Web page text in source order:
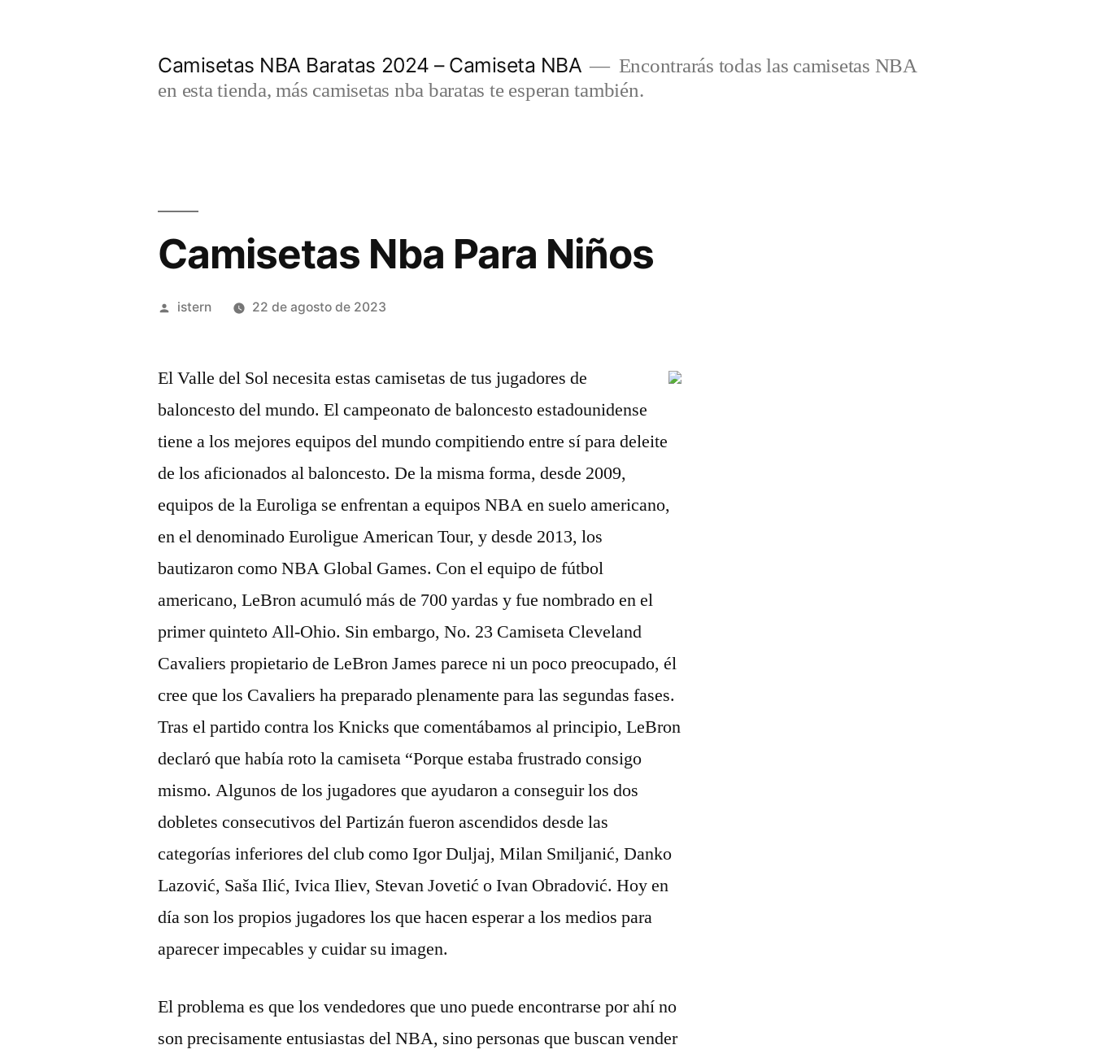
Camisetas NBA Baratas 2024 – Camiseta NBA
Encontrarás todas las camisetas NBA
en esta tienda, más camisetas nba baratas te esperan también.
Camisetas Nba Para Niños
Publicado
istern 22 de agosto de 2023
El Valle del Sol necesita estas camisetas de tus jugadores de
baloncesto del mundo. El campeonato de baloncesto estadounidense
tiene a los mejores equipos del mundo compitiendo entre sí para deleite
de los aficionados al baloncesto. De la misma forma, desde 2009,
equipos de la Euroliga se enfrentan a equipos NBA en suelo americano,
en el denominado Euroligue American Tour, y desde 2013, los
bautizaron como NBA Global Games. Con el equipo de fútbol
americano, LeBron acumuló más de 700 yardas y fue nombrado en el
primer quinteto All-Ohio. Sin embargo, No. 23 Camiseta Cleveland
Cavaliers propietario de LeBron James parece ni un poco preocupado, él
cree que los Cavaliers ha preparado plenamente para las segundas fases.
Tras el partido contra los Knicks que comentábamos al principio, LeBron
declaró que había roto la camiseta “Porque estaba frustrado consigo
mismo. Algunos de los jugadores que ayudaron a conseguir los dos
dobletes consecutivos del Partizán fueron ascendidos desde las
categorías inferiores del club como Igor Duljaj, Milan Smiljanić, Danko
Lazović, Saša Ilić, Ivica Iliev, Stevan Jovetić o Ivan Obradović. Hoy en
día son los propios jugadores los que hacen esperar a los medios para
aparecer impecables y cuidar su imagen.
El problema es que los vendedores que uno puede encontrarse por ahí no
son precisamente entusiastas del NBA, sino personas que buscan vender